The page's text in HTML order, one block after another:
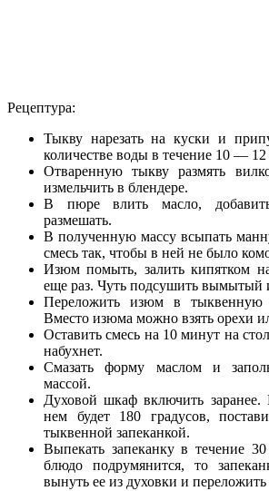
Рецептура:
Тыкву нарезать на куски и
количестве воды в течение 10 —
Отваренную тыкву размять
измельчить в блендере.
В пюре влить масло,
размешать.
В полученную массу всыпать
смесь так, чтобы в ней не было
Изюм помыть, залить кипятком
еще раз. Чуть подсушить вымытый
Переложить изюм в тыквенную
Вместо изюма можно взять орехи
Оставить смесь на 10 минут на
набухнет.
Смазать форму маслом и
массой.
Духовой шкаф включить заранее.
нем будет 180 градусов,
тыквенной запеканкой.
Выпекать запеканку в течение
блюдо подрумянится, то
вынуть ее из духовки и